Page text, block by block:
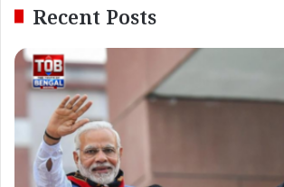
Recent Posts